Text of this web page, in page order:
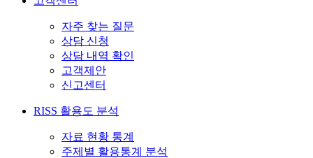
자주 찾는 질문
상담 신청
상담 내역 확인
고객제안
신고센터
RISS 활용도 분석
자료 현황 통계
주제별 활용통계 분석